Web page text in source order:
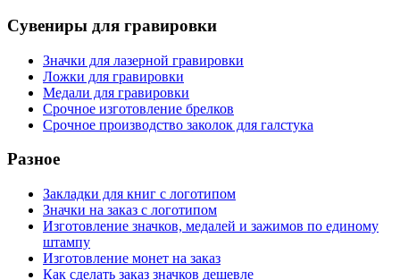
Сувениры для гравировки
Значки для лазерной гравировки
Ложки для гравировки
Медали для гравировки
Срочное изготовление брелков
Срочное производство заколок для галстука
Разное
Закладки для книг с логотипом
Значки на заказ с логотипом
Изготовление значков, медалей и зажимов по единому
штампу
Изготовление монет на заказ
Как сделать заказ значков дешевле